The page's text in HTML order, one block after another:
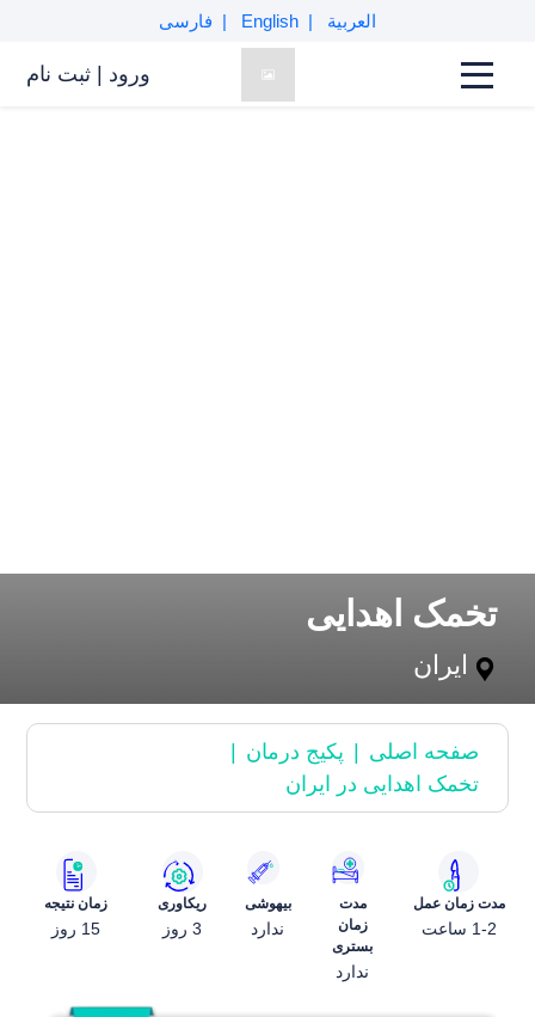
العربية English فارسی
ورود | ثبت نام
تخمک اهدایی
ایران
نظرات کاربران
صفحه اصلی
پکیج درمان
تخمک اهدایی در ایران
مدت زمان عمل
1-2 ساعت
مدت
زمان
بستری
ندارد
بیهوشی
ندارد
ریکاوری
3 روز
زمان نتیجه
15 روز